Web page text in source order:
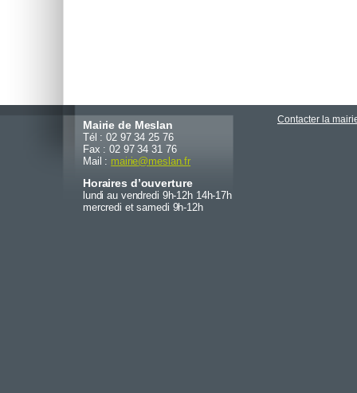
Mairie de Meslan
Tél : 02 97 34 25 76
Fax : 02 97 34 31 76
Mail : mairie@meslan.fr
Horaires d’ouverture
lundi au vendredi 9h-12h 14h-17h
mercredi et samedi 9h-12h
Contacter la